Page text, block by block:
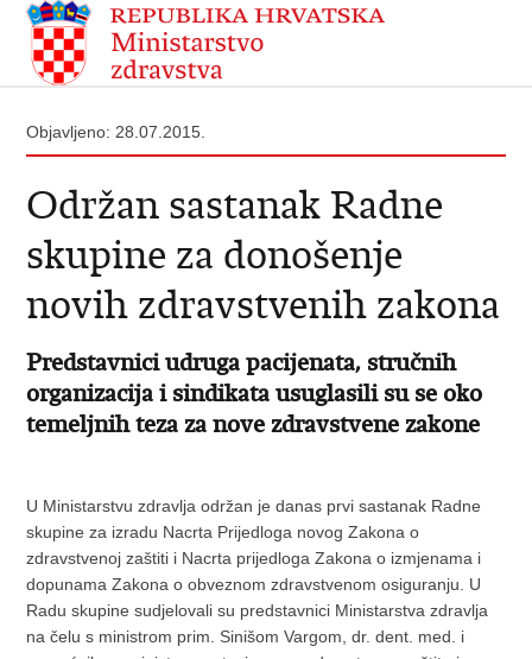
Objavljeno: 28.07.2015.
Održan sastanak Radne
skupine za donošenje
novih zdravstvenih zakona
Predstavnici udruga pacijenata, stručnih
organizacija i sindikata usuglasili su se oko
temeljnih teza za nove zdravstvene zakone
U Ministarstvu zdravlja održan je danas prvi sastanak Radne
skupine za izradu Nacrta Prijedloga novog Zakona o
zdravstvenoj zaštiti i Nacrta prijedloga Zakona o izmjenama i
dopunama Zakona o obveznom zdravstvenom osiguranju. U
Radu skupine sudjelovali su predstavnici Ministarstva zdravlja
na čelu s ministrom prim. Sinišom Vargom, dr. dent. med. i